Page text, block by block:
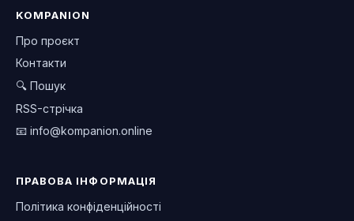
KOMPANION
Про проєкт
Контакти
🔍 Пошук
RSS-стрічка
📧 info@kompanion.online
ПРАВОВА ІНФОРМАЦІЯ
Політика конфіденційності